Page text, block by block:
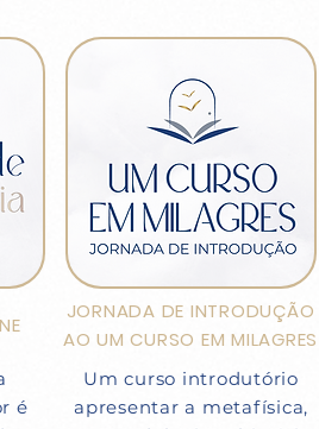
é
JORNADA DE INTRODUÇÃO
AO UM CURSO EM MILAGRES
Um curso introdutório
apresentar a metafísica,